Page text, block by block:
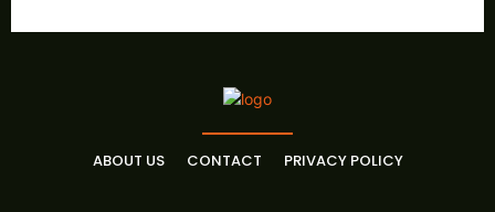
ABOUT US CONTACT PRIVACY POLICY